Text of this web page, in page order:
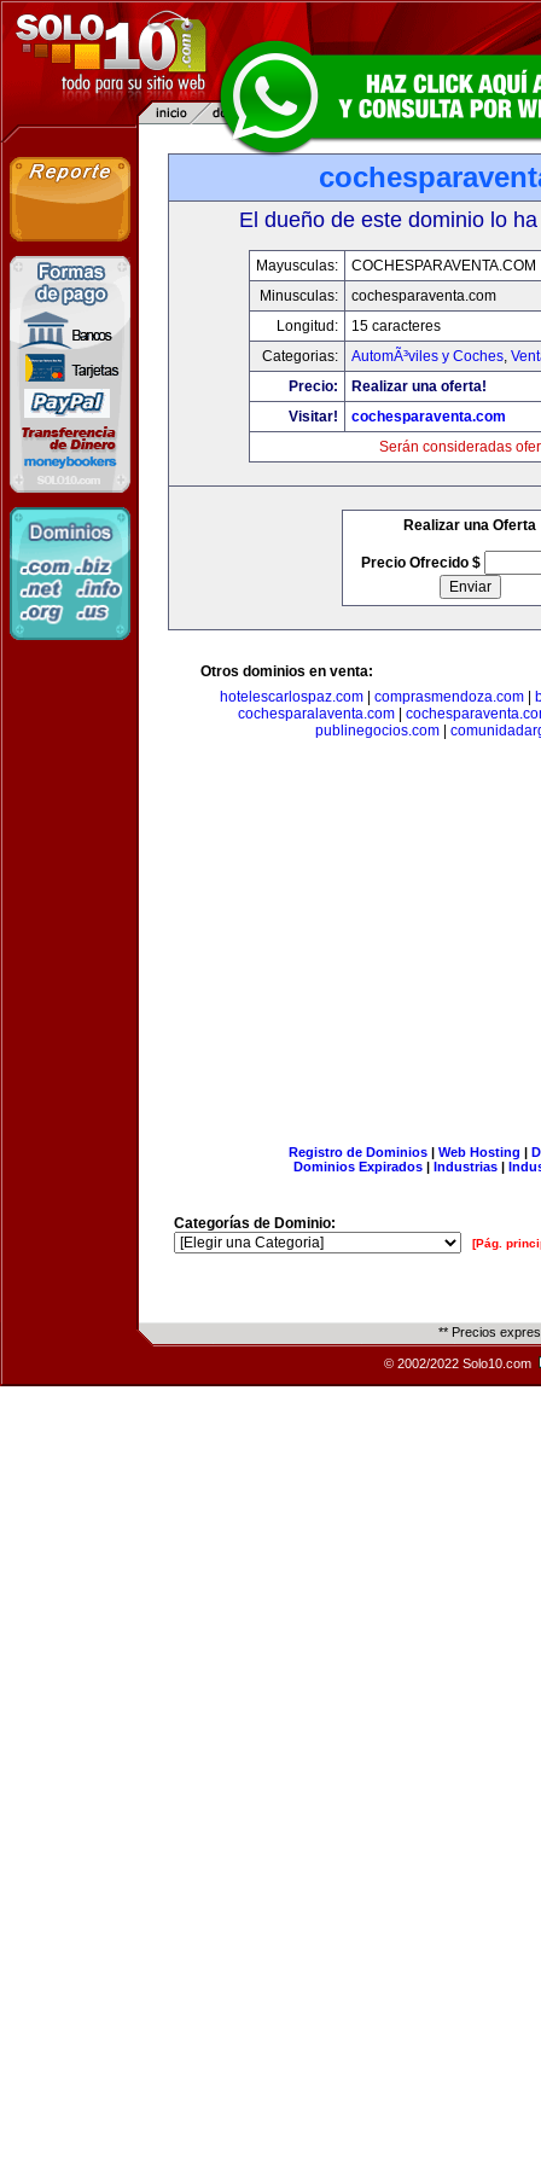
El dueño de este dominio lo
Mayusculas:
COCHESPARAVENTA.COM
Minusculas:
cochesparaventa.com
Longitud:
15 caracteres
Categorias:
AutomÃ³viles y Coches,
Precio:
Realizar una oferta!
Visitar!
cochesparaventa.com
Serán consideradas
Realizar una Oferta
Precio Ofrecido $
Otros dominios en venta:
hotelescarlospaz.com| comprasmendoza.com|
cochesparalaventa.com
publinegocios.com|
Registro de Dominios| Web Hosting |
Dominios Expirados | Industrias |
Categorías de Dominio:
[Pág.
** Precios
© 2002/2022 Solo10.com